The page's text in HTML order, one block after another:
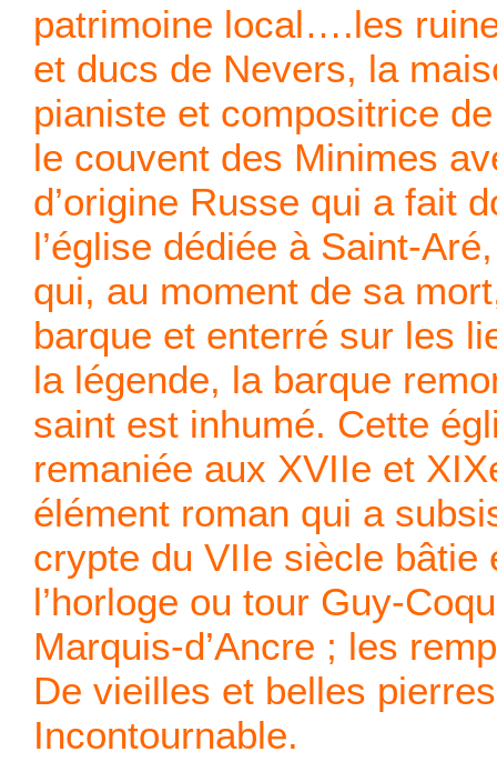
patrimoine local….les
et ducs de Nevers, la
pianiste et compositrice
le couvent des Minimes
d’origine Russe qui a fait
l’église dédiée à Saint-
qui, au moment de sa
barque et enterré sur les
la légende, la barque
saint est inhumé. Cette
remaniée aux XVIIe et
élément roman qui a
crypte du VIIe siècle bâtie
l’horloge ou tour Guy-
Marquis-d’Ancre ; les
De vieilles et belles
Incontournable.